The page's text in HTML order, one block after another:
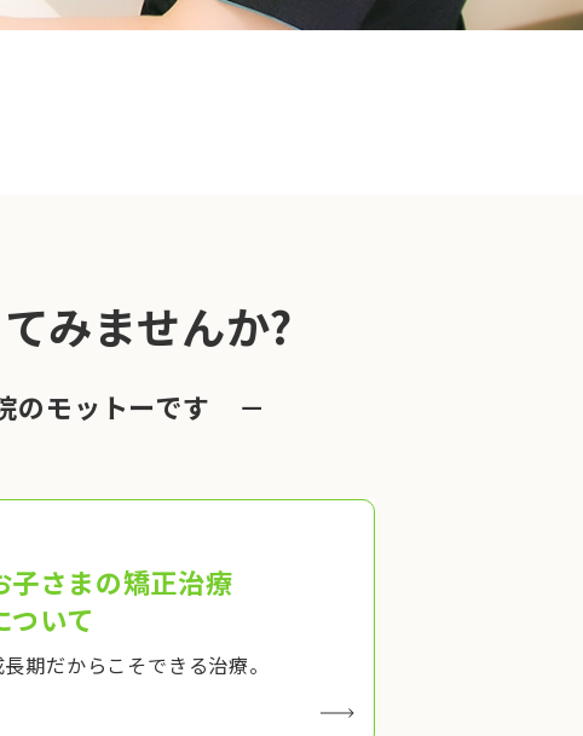
みませんか?
のモットーです －
子さまの矯正治療
ついて
長期だからこそできる治療。